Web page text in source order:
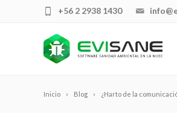
+56 2 2938 1430
Inicio Blog ¿Harto de la